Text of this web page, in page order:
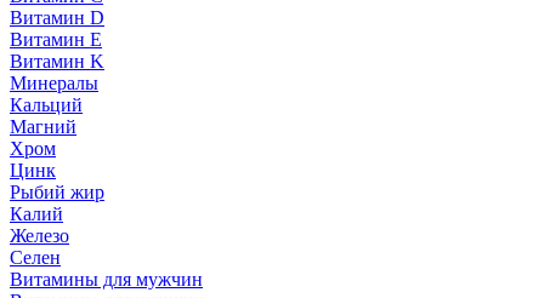
Витамин D
Витамин E
Витамин K
Минералы
Кальций
Магний
Хром
Цинк
Рыбий жир
Калий
Железо
Селен
Витамины для мужчин